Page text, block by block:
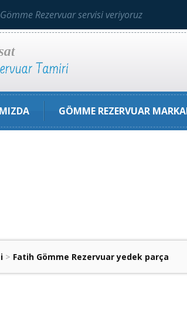
Rezervuar servisi veriyoruz
GÖMME REZERVUAR
> Fatih Gömme Rezervuar yedek parça